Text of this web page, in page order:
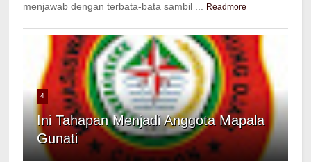
menjawab dengan terbata-bata sambil ...
Readmore
4
Ini Tahapan Menjadi Anggota Mapala
Gunati